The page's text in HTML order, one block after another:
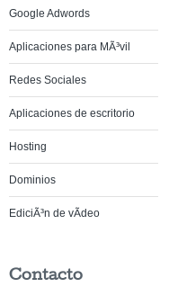
Google Adwords
Aplicaciones para MÃ³vil
Redes Sociales
Aplicaciones de escritorio
Hosting
Dominios
EdiciÃ³n de vÃ­deo
Contacto